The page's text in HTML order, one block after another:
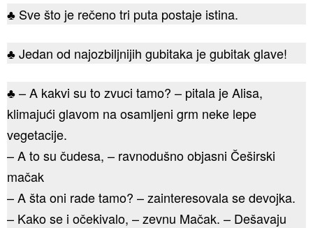
♣ Sve što je rečeno tri puta postaje istina.
♣ Jedan od najozbiljnijih gubitaka je gubitak glave!
♣ – A kakvi su to zvuci tamo? – pitala je Alisa,
klimajući glavom na osamljeni grm neke lepe
vegetacije.
– A to su čudesa, – ravnodušno objasni Češirski
mačak
– A šta oni rade tamo? – zainteresovala se devojka.
– Kako se i očekivalo, – zevnu Mačak. – Dešavaju